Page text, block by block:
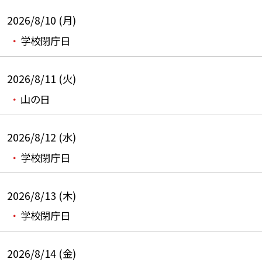
2026/8/10 (月)
学校閉庁日
2026/8/11 (火)
山の日
2026/8/12 (水)
学校閉庁日
2026/8/13 (木)
学校閉庁日
2026/8/14 (金)